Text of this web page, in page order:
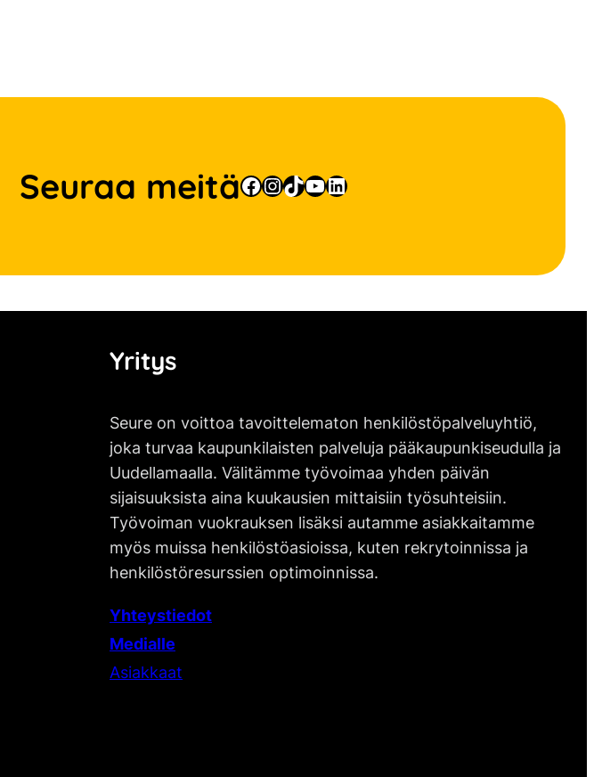
Seuraa meitäFacebook
Instagram
TikTok
YouTube
LinkedIn
Yritys
Seure on voittoa tavoittelematon henkilöstöpalveluyhtiö,
joka turvaa kaupunkilaisten palveluja pääkaupunkiseudulla ja
Uudellamaalla. Välitämme työvoimaa yhden päivän
sijaisuuksista aina kuukausien mittaisiin työsuhteisiin.
Työvoiman vuokrauksen lisäksi autamme asiakkaitamme
myös muissa henkilöstöasioissa, kuten rekrytoinnissa ja
henkilöstöresurssien optimoinnissa.
Yhteystiedot
Medialle
Asiakkaat